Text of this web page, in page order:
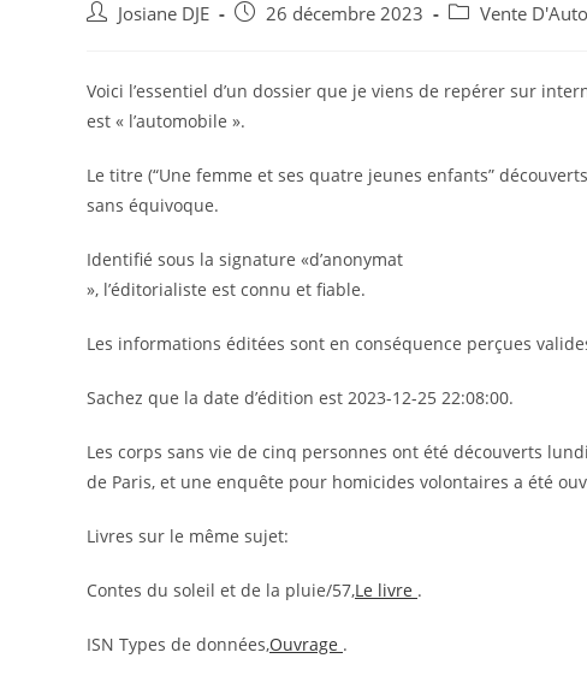
Auteur/autrice
publication :
Josiane DJE
Post 26 décembre 2023
PostVente
Voici l’essentiel d’un dossier que je viens de repérer sur
est « l’automobile ».
Le titre (“Une femme et ses quatre jeunes enfants”
sans équivoque.
Identifié sous la signature «d’anonymat
», l’éditorialiste est connu et fiable.
Les informations éditées sont en conséquence perçues
Sachez que la date d’édition est 2023-12-25 22:08:00.
Les corps sans vie de cinq personnes ont été découverts
de Paris, et une enquête pour homicides volontaires a été
Livres sur le même sujet:
Contes du soleil et de la pluie/57,Le livre .
ISN Types de données,Ouvrage .